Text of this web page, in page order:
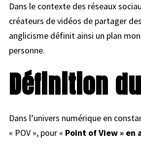
Dans le contexte des réseaux
créateurs de vidéos de partager
anglicisme définit ainsi un plan
personne.
Définition
Dans l’univers numérique en
« POV », pour « Point of View » en